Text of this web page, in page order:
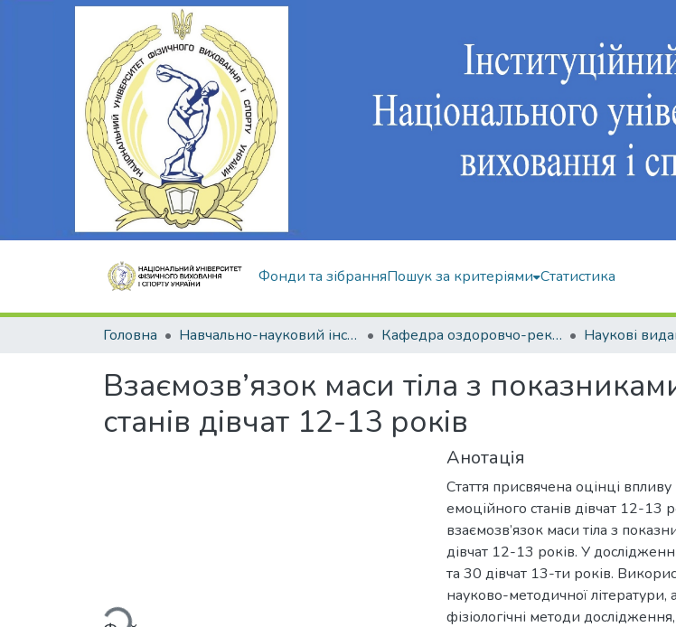
Фонди та зібранняПошук за критеріями Статистика
Головна Навчально-науковий інститут здоров'я, реабілітації та фізичного виховання Кафедра оздоровчо-рекреаційної рухової активності Наукові
Взаємозв’язок маси тіла з
станів дівчат 12-13 років
Вантажиться...
Анотація
Стаття присвячена оцінці
емоційного станів дівчат 12-13
взаємозв’язок маси тіла з
дівчат 12-13 років. У
та 30 дівчат 13-ти років.
науково-методичної літератури,
фізіологічні методи